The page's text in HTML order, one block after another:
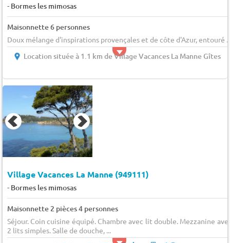
- Bormes les mimosas
Maisonnette 6 personnes
Doux mélange d'inspirations provençales et de côte d'Azur, entouré
Location située à 1.1 km de Village Vacances La Manne Gîtes
Village Vacances La Manne (949111)
- Bormes les mimosas
Maisonnette 2 pièces 4 personnes
Séjour. Coin cuisine équipé. Chambre avec lit double. Mezzanine
2 lits simples. Salle de douche, ...